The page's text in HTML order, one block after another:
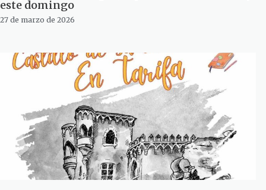
este domingo
27 de marzo de 2026